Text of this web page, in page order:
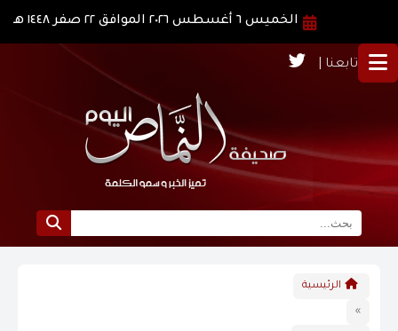
الخميس ٦ أغسطس ٢٠٢٦ الموافق ٢٢ صفر ١٤٤٨ هـ
تابعنا |
نبذة عن النماص
الرئيسية
»